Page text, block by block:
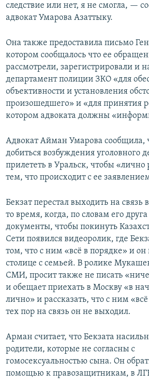
следствие или нет, я не смогла, —
адвокат Умарова Азаттыку.
Она также предоставила письмо
котором сообщалось что ее
рассмотрели, зарегистрировали и
департамент полиции ЗКО «для
объективности и установления
произошедшего» и «для принятия
котором адвоката должны
Адвокат Айман Умарова сообщила,
добиться возбуждения уголовного
прилететь в Уральск, чтобы «лично
тем, что происходит с ее
Бекзат перестал выходить на связь
то время, когда, по словам его
документы, чтобы покинуть
Сети появился видеоролик, где
том, что с ним «всё в порядке» и он
столице с семьей. В ролике
СМИ, просит также не писать
и обещает приехать в Москву «в
лично» и рассказать, что с ним
тех пор на связь он не выходил.
Арман считает, что Бекзата
родители, которые не согласны с
гомосексуальностью сына. Он
помощью к правозащитникам, в